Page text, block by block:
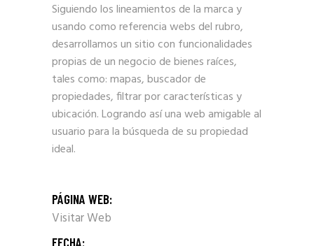
Siguiendo los lineamientos de la marca y
usando como referencia webs del rubro,
desarrollamos un sitio con funcionalidades
propias de un negocio de bienes raíces,
tales como: mapas, buscador de
propiedades, filtrar por características y
ubicación. Logrando así una web amigable al
usuario para la búsqueda de su propiedad
ideal.
PÁGINA WEB:
Visitar Web
FECHA: